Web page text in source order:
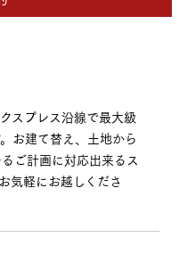
スプレス沿線で最大級
お建て替え、土地から
ご計画に対応出来るス
気軽にお越しくださ